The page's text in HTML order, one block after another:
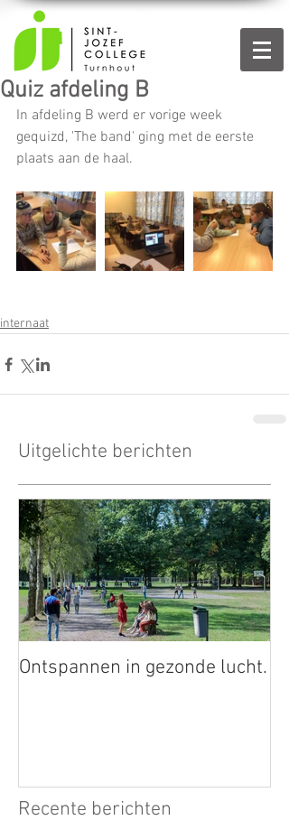
Quiz afdeling B
In afdeling B werd er vorige week
gequizd, 'The band' ging met de eerste
plaats aan de haal.
internaat
Uitgelichte berichten
Ontspannen in gezonde lucht.
Recente berichten